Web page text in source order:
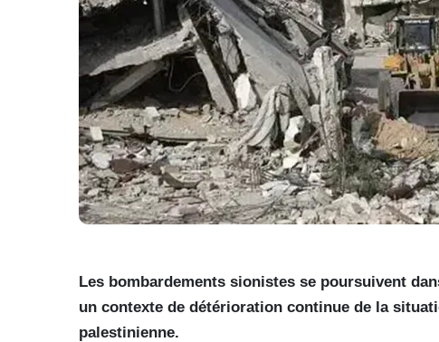
Les bombardements sionistes se poursuivent
un contexte de détérioration continue de la
palestinienne.